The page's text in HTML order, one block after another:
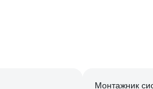
Монтажник